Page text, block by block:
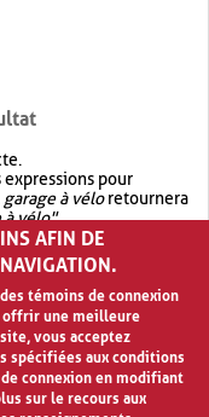
pour
garage à véloretournera
à vélo".
OR.garage OR vélo
garage à vélo
AFIN DE
témoins de connexion
offrir une meilleure
vous acceptez
spécifiées aux conditions
connexion en modifiant
sur le recours aux